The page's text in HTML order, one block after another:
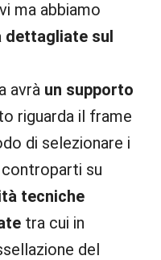
ma abbiamo
dettagliate sul
avrà un supporto
riguarda il frame
di selezionare i
su
tecniche
tra cui in
del